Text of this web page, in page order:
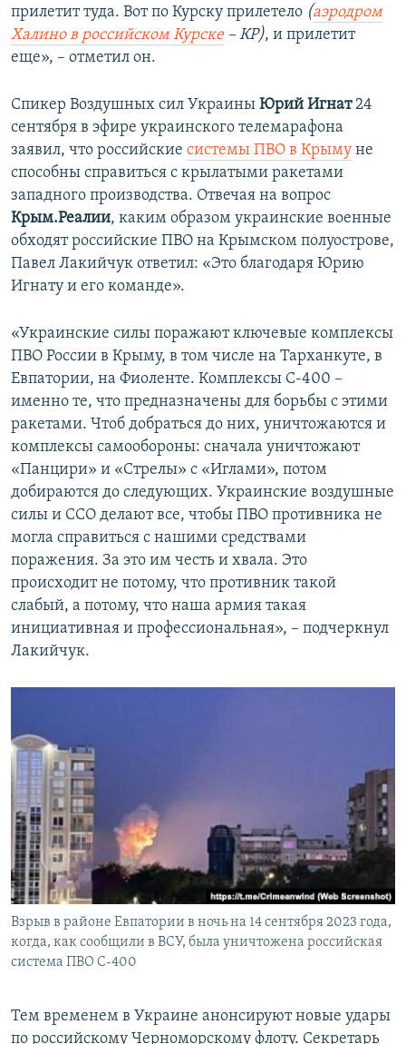
прилетит туда. Вот по Курску прилетело (аэродром
Халино в российском Курске– КР), и прилетит
еще», – отметил он.
Спикер Воздушных сил Украины Юрий Игнат24
сентября в эфире украинского телемарафона
заявил, что российские системы ПВО в Крыму не
способны справиться с крылатыми ракетами
западного производства. Отвечая на вопрос
Крым.Реалии, каким образом украинские военные
обходят российские ПВО на Крымском полуострове,
Павел Лакийчук ответил: «Это благодаря Юрию
Игнату и его команде».
«Украинские силы поражают ключевые комплексы
ПВО России в Крыму, в том числе на Тарханкуте, в
Евпатории, на Фиоленте. Комплексы С-400 –
именно те, что предназначены для борьбы с этими
ракетами. Чтоб добраться до них, уничтожаются и
комплексы самообороны: сначала уничтожают
«Панцири» и «Стрелы» с «Иглами», потом
добираются до следующих. Украинские воздушные
силы и ССО делают все, чтобы ПВО противника не
могла справиться с нашими средствами
поражения. За это им честь и хвала. Это
происходит не потому, что противник такой
слабый, а потому, что наша армия такая
инициативная и профессиональная», – подчеркнул
Лакийчук.
Взрыв в районе Евпатории в ночь на 14 сентября 2023 года,
когда, как сообщили в ВСУ, была уничтожена российская
система ПВО С-400
Тем временем в Украине анонсируют новые удары
по российскому Черноморскому флоту. Секретарь